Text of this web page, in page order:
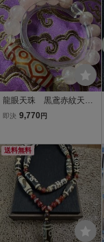
龍眼天珠 黒鳶赤紋天
珠 ガネーシュヒマー
即決 9,770 円
送料無料